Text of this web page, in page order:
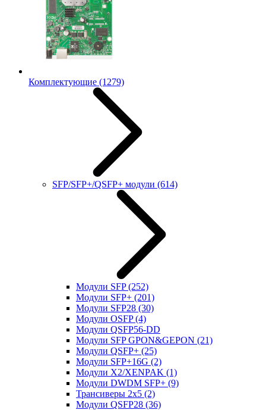
Комплектующие (1279)
SFP/SFP+/QSFP+ модули (614)
Модули SFP(252)
Модули SFP+ (201)
Модули SFP28 (30)
Модули OSFP(4)
Модули QSFP56-DD
Модули SFP GPON&GEPON (21)
Модули QSFP+ (25)
Модули SFP+16G (2)
Модули X2/XENPAK (1)
Модули DWDM SFP+ (9)
Трансиверы 2x5 (2)
Модули QSFP28 (36)